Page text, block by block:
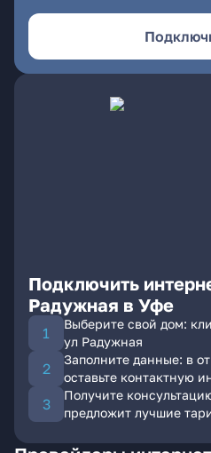
Подключить
Радужная в Уфе
Выберите свой дом:
ул Радужная
Заполните данные: в
оставьте контактную
Получите
предложит лучшие